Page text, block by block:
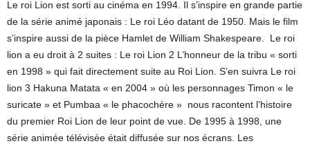
Le roi Lion est sorti au cinéma en 1994. Il s’inspire en grande partie
de la série animé japonais : Le roi Léo datant de 1950. Mais le film
s’inspire aussi de la pièce Hamlet de William Shakespeare. Le roi
lion a eu droit à 2 suites : Le roi Lion 2 L’honneur de la tribu « sorti
en 1998 » qui fait directement suite au Roi Lion. S’en suivra Le roi
lion 3 Hakuna Matata « en 2004 » où les personnages Timon « le
suricate » et Pumbaa « le phacochère » nous racontent l’histoire
du premier Roi Lion de leur point de vue. De 1995 à 1998, une
série animée télévisée était diffusée sur nos écrans. Les